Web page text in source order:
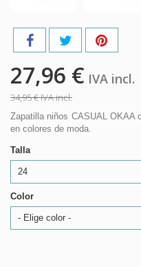
27,96 € IVA incl.
34,95 €IVA incl.
Zapatilla niños CASUAL OKAA
en colores de moda.
Talla
24
Color
- Elige color -